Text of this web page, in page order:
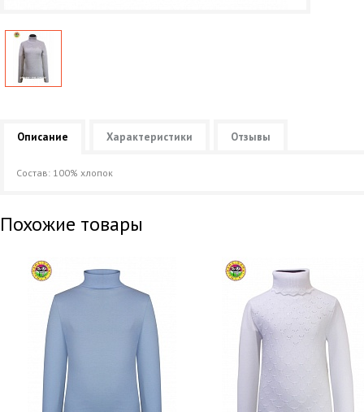
Описание Характеристики Отзывы
Состав: 100% хлопок
Похожие товары